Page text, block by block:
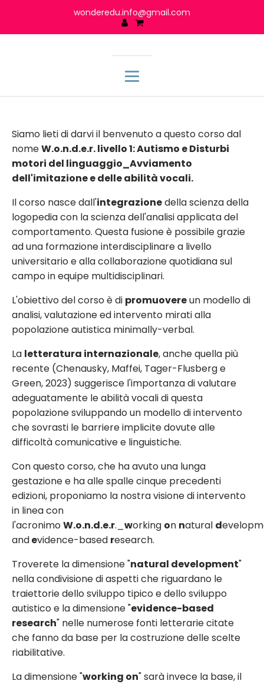
wonderedu.info@gmail.com
Siamo lieti di darvi il benvenuto a questo corso dal
nomeW.o.n.d.e.r. livello 1: Autismo e Disturbi
motori del linguaggio_Avviamento
dell'imitazione e delle abilità vocali.
Il corso nasce dall'integrazionedella scienza della
logopedia con la scienza dell'analisi applicata del
comportamento. Questa fusione è possibile grazie
ad una formazione interdisciplinare a livello
universitario e alla collaborazione quotidiana sul
campo in equipe multidisciplinari.
L'obiettivo del corso è di promuovereun modello di
analisi, valutazione ed intervento mirati alla
popolazione autistica minimally-verbal.
La letteratura internazionale, anche quella più
recente (Chenausky, Maffei, Tager-Flusberg e
Green, 2023) suggerisce l'importanza di valutare
adeguatamente le abilità vocali di questa
popolazione sviluppando un modello di intervento
che sovrasti le barriere implicite dovute alle
difficoltà comunicative e linguistiche.
Con questo corso, che ha avuto una lunga
gestazione e ha alle spalle cinque precedenti
edizioni, proponiamo la nostra visione di intervento
in linea con
l'acronimoW.o.n.d.e.r._ working on natural d
andevidence-based research.
Troverete la dimensione "natural development"
nella condivisione di aspetti che riguardano le
traiettorie dello sviluppo tipico e dello sviluppo
autistico e la dimensione "evidence-based
research" nelle numerose fonti letterarie citate
che fanno da base per la costruzione delle scelte
riabilitative.
La dimensione "working on" sarà invece la base, il